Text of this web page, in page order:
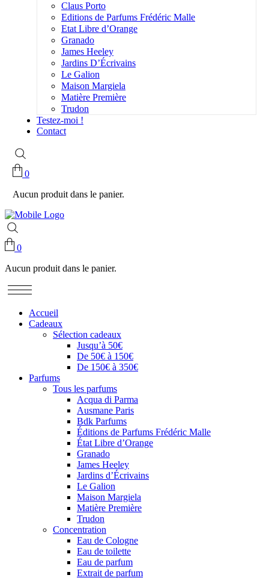
Claus Porto
Editions de Parfums Frédéric Malle
Etat Libre d’Orange
Granado
James Heeley
Jardins D’Écrivains
Le Galion
Maison Margiela
Matière Première
Trudon
Testez-moi !
Contact
0
Aucun produit dans le panier.
0
Aucun produit dans le panier.
Accueil
Cadeaux
Sélection cadeaux
Jusqu’à 50€
De 50€ à 150€
De 150€ à 350€
Parfums
Tous les parfums
Acqua di Parma
Ausmane Paris
Bdk Parfums
Éditions de Parfums Frédéric Malle
État Libre d’Orange
Granado
James Heeley
Jardins d’Écrivains
Le Galion
Maison Margiela
Matière Première
Trudon
Concentration
Eau de Cologne
Eau de toilette
Eau de parfum
Extrait de parfum